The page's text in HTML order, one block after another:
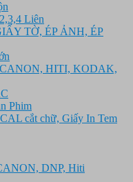
Liên
TỜ, ÉP ẢNH, ÉP
HITI, KODAK,
Phim
cắt chữ, Giấy In Tem
DNP, Hiti